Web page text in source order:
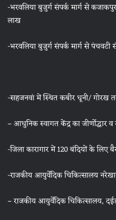
-भरवलिया बुजुर्ग संपर्क मार्ग से
लाख
-भरवलिया बुजुर्ग संपर्क मार्ग से पंचवटी
-सहजनवां में स्थित कबीर धूनी/ गोरख
– आधुनिक स्वागत केंद्र का
-जिला कारागार में 120 बंदियों के लिए
-राजकीय आयुर्वेदिक चिकित्सालय
– राजकीय आयुर्वेदिक चि‌कित्सालय,